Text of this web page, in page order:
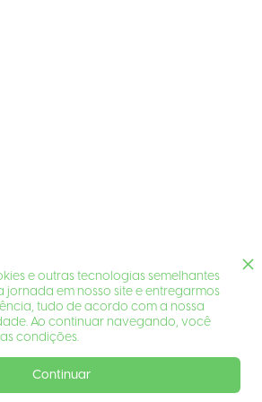
e outras tecnologias semelhantes
jornada em nosso site e entregarmos
tudo de acordo com a nossa
Ao continuar navegando, você
condições.
Continuar